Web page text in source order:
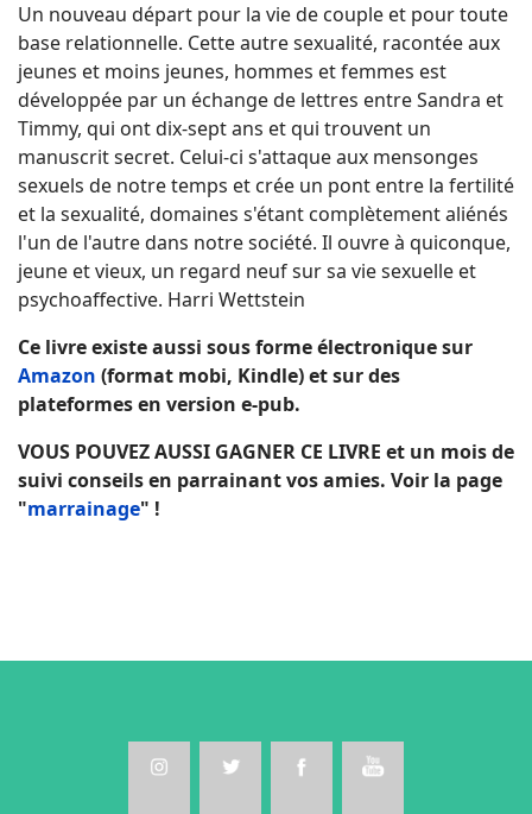
Un nouveau départ pour la vie de couple et pour toute
base relationnelle. Cette autre sexualité, racontée aux
jeunes et moins jeunes, hommes et femmes est
développée par un échange de lettres entre Sandra et
Timmy, qui ont dix-sept ans et qui trouvent un
manuscrit secret. Celui-ci s'attaque aux mensonges
sexuels de notre temps et crée un pont entre la fertilité
et la sexualité, domaines s'étant complètement aliénés
l'un de l'autre dans notre société. Il ouvre à quiconque,
jeune et vieux, un regard neuf sur sa vie sexuelle et
psychoaffective. Harri Wettstein
Ce livre existe aussi sous forme électronique sur
Amazon (format mobi, Kindle) et sur des
plateformes en version e-pub.
VOUS POUVEZ AUSSI GAGNER CE LIVRE et un mois de
suivi conseils en parrainant vos amies. Voir la page
"marrainage" !